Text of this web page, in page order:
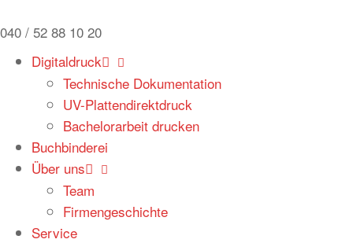
Inhalt
springen
040 / 52 88 10 20
Digitaldruck
Technische Dokumentation
UV-Plattendirektdruck
Bachelorarbeit drucken
Buchbinderei
Über uns
Team
Firmengeschichte
Service